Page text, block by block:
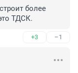
более
ТДСК.
+3 –1